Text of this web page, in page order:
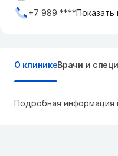
+7 989 ****Показать
О клиникеВрачи и
Подробная информация